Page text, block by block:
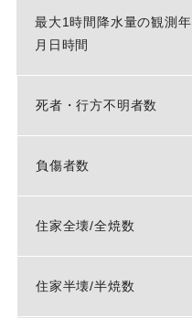
最大1時間降水量の観測年
月日時間
死者・行方不明者数
負傷者数
住家全壊/全焼数
住家半壊/半焼数